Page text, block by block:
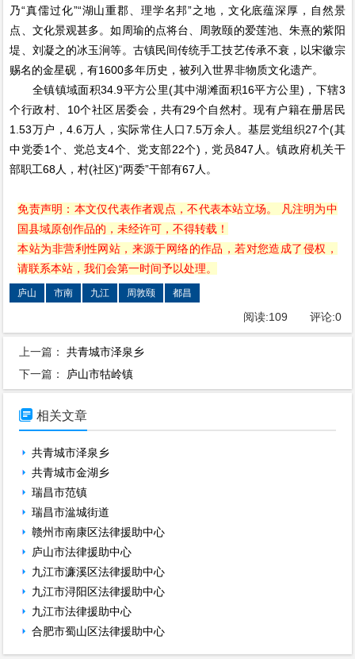
乃“真儒过化”“湖山重郡、理学名邦”之地，文化底蕴深厚，自然景
点、文化景观甚多。如周瑜的点将台、周敦颐的爱莲池、朱熹的紫阳
堤、刘凝之的冰玉涧等。古镇民间传统手工技艺传承不衰，以宋徽宗
赐名的金星砚，有1600多年历史，被列入世界非物质文化遗产。
全镇镇域面积34.9平方公里(其中湖滩面积16平方公里)，下辖3
个行政村、10个社区居委会，共有29个自然村。现有户籍在册居民
1.53万户，4.6万人，实际常住人口7.5万余人。基层党组织27个(其
中党委1个、党总支4个、党支部22个)，党员847人。镇政府机关干
部职工68人，村(社区)“两委”干部有67人。
免责声明：本文仅代表作者观点，不代表本站立场。 凡注明为中
国县域原创作品的，未经许可，不得转载！
本站为非营利性网站，来源于网络的作品，若对您造成了侵权，
请联系本站，我们会第一时间予以处理。
庐山 市南 九江 周敦颐 都昌
阅读:109 评论:0
上一篇：共青城市泽泉乡
下一篇： 庐山市牯岭镇
 相关文章
共青城市泽泉乡
共青城市金湖乡
瑞昌市范镇
瑞昌市湓城街道
赣州市南康区法律援助中心
庐山市法律援助中心
九江市濂溪区法律援助中心
九江市浔阳区法律援助中心
九江市法律援助中心
合肥市蜀山区法律援助中心